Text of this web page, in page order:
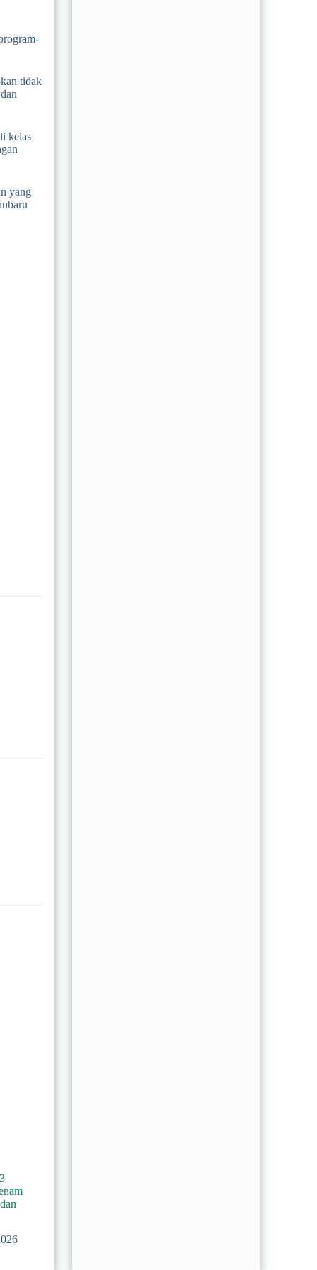
tidak
kelas
yang